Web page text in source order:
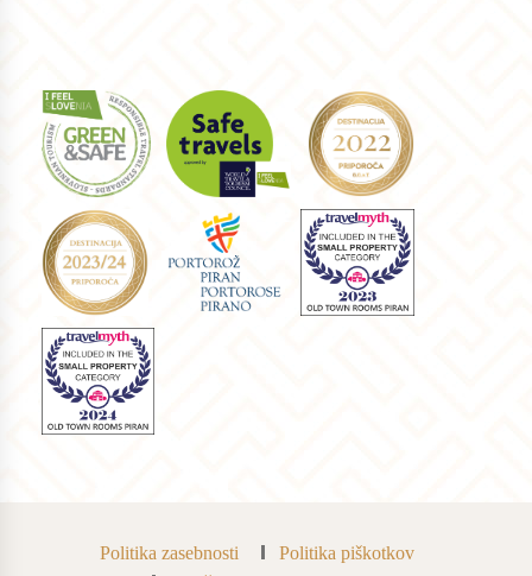
Politika zasebnosti
Politika piškotkov